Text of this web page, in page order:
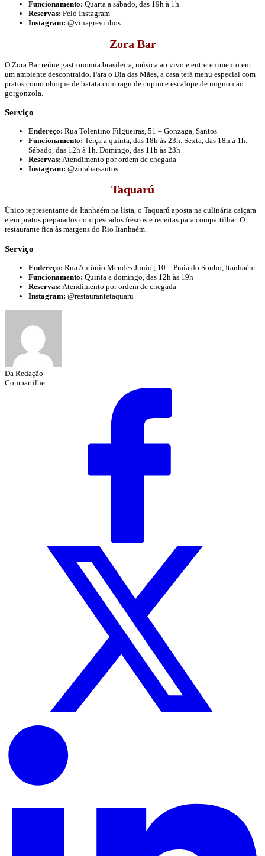
Funcionamento: Quarta a sábado, das 19h à 1h
Reservas: Pelo Instagram
Instagram: @vinagrevinhos
Zora Bar
O Zora Bar reúne gastronomia brasileira, música ao vivo e entretenimento em
um ambiente descontraído. Para o Dia das Mães, a casa terá menu especial com
pratos como nhoque de batata com ragu de cupim e escalope de mignon ao
gorgonzola.
Serviço
Endereço: Rua Tolentino Filgueiras, 51 – Gonzaga, Santos
Funcionamento: Terça a quinta, das 18h às 23h. Sexta, das 18h à 1h.
Sábado, das 12h à 1h. Domingo, das 11h às 23h
Reservas: Atendimento por ordem de chegada
Instagram: @zorabarsantos
Taquarú
Único representante de Itanhaém na lista, o Taquarú aposta na culinária caiçara
e em pratos preparados com pescados frescos e receitas para compartilhar. O
restaurante fica às margens do Rio Itanhaém.
Serviço
Endereço: Rua Antônio Mendes Junior, 10 – Praia do Sonho, Itanhaém
Funcionamento: Quinta a domingo, das 12h às 19h
Reservas: Atendimento por ordem de chegada
Instagram: @restaurantetaquaru
Da Redação
Compartilhe: